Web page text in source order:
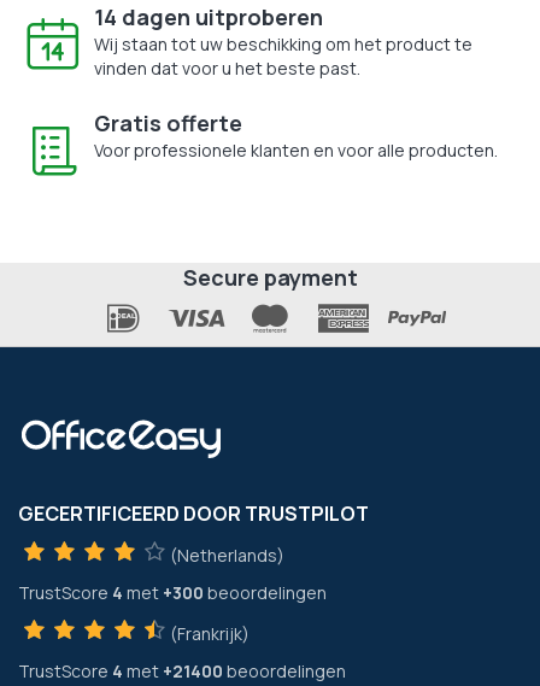
14 dagen uitproberen
Wij staan tot uw beschikking om het product te
vinden dat voor u het beste past.
Gratis offerte
Voor professionele klanten en voor alle producten.
Secure payment
GECERTIFICEERD DOOR TRUSTPILOT
(Netherlands)
TrustScore 4 met +300 beoordelingen
(Frankrijk)
TrustScore 4 met +21400 beoordelingen